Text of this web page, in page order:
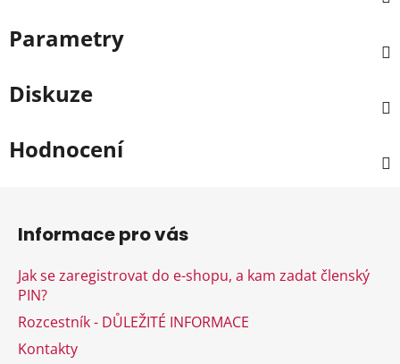
Parametry
Diskuze
Hodnocení
Informace pro vás
Jak se zaregistrovat do e-shopu, a kam zadat členský
PIN?
Rozcestník - DŮLEŽITÉ INFORMACE
Kontakty